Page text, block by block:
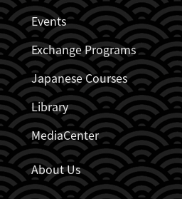
Events
Exchange Programs
Japanese Courses
Library
MediaCenter
About Us